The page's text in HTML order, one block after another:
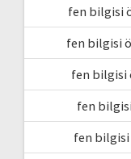
fen bilgisi
fen bilgisi
fen bilgisi
fen
fen